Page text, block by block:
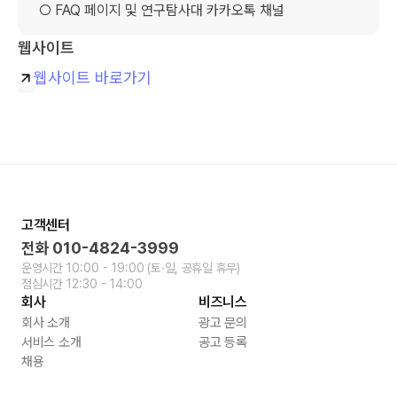
  ○ FAQ 페이지 및 연구탐사대 카카오톡 채널
웹사이트
웹사이트 바로가기
고객센터
전화 010-4824-3999
운영시간 10:00 - 19:00 (토∙일, 공휴일 휴무)
점심시간 12:30 - 14:00
회사
회사 소개
서비스 소개
채용
비즈니스
광고 문의
공고 등록